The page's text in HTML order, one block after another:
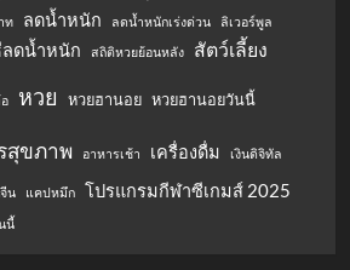
ท ลดน้ำหนัก ลดน้ำหนักเร่งด่วน
ลิเวอร์พูล
ลดน้ำหนัก สถิติหวยย้อนหลัง สัตว์เลี้ยง
หวย หวยฮานอย หวยฮานอยวันนี้
สุขภาพ อาหารเช้า เครื่องดื่ม เงินดิจิทัล
น แคปหมึก โปรแกรมกีฬาซีเกมส์ 2025
นี้